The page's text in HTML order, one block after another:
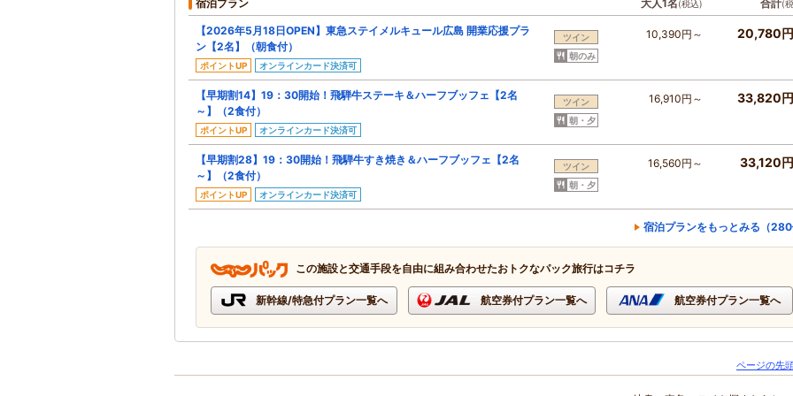
宿泊プラン 大人1名(税込) 合計(
【2026年5月18日OPEN】東急ステイメルキュール広島 開業応援プラ
ン【2名】（朝食付）
ポイントUP オンラインカード決済可
ツイン
朝のみ
10,390円～ 20,780
【早期割14】19：30開始！飛騨牛ステーキ＆ハーフブッフェ【2名
～】（2食付）
ポイントUP オンラインカード決済可
ツイン
朝・夕
16,910円～ 33,820
【早期割28】19：30開始！飛騨牛すき焼き＆ハーフブッフェ【2名
～】（2食付）
ポイントUP オンラインカード決済可
ツイン
朝・夕
16,560円～ 33,120
宿泊プランをもっとみる（280
この施設と交通手段を自由に組み合わせたおトクなパック旅行はコチラ
新幹線/特急付プラン一覧へ 航空券付プラン一覧へ 航空券付プラン一覧へ
ページの先